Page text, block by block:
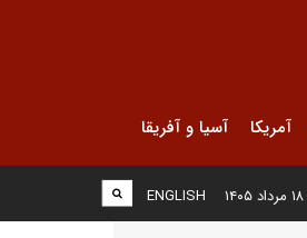
آمریکا آسیا و آفریقا
ENGLISH